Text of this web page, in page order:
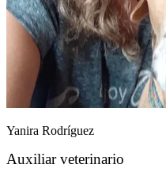
Yanira Rodríguez
Auxiliar veterinario